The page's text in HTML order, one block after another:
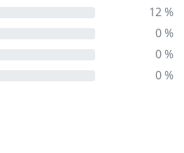
12 %
0 %
0 %
0 %